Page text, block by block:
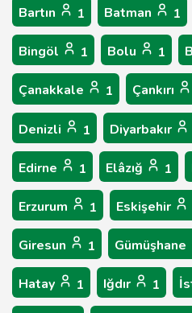
Bartın 1 Batman 1
Bingöl 1 Bolu 1
Çanakkale 1 Çankırı
Denizli 1 Diyarbakır
Edirne 1 Elâzığ 1
Erzurum 1 Eskişehir
Giresun 1 Gümüşhane
Hatay 1 Iğdır 1